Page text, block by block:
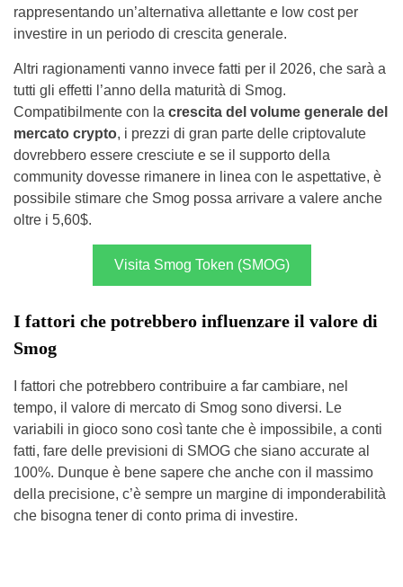
rappresentando un’alternativa allettante e low cost per
investire in un periodo di crescita generale.
Altri ragionamenti vanno invece fatti per il 2026, che sarà a
tutti gli effetti l’anno della maturità di Smog.
Compatibilmente con la crescita del volume generale del
mercato crypto, i prezzi di gran parte delle criptovalute
dovrebbero essere cresciute e se il supporto della
community dovesse rimanere in linea con le aspettative, è
possibile stimare che Smog possa arrivare a valere anche
oltre i 5,60$.
Visita Smog Token (SMOG)
I fattori che potrebbero influenzare il valore di
Smog
I fattori che potrebbero contribuire a far cambiare, nel
tempo, il valore di mercato di Smog sono diversi. Le
variabili in gioco sono così tante che è impossibile, a conti
fatti, fare delle previsioni di SMOG che siano accurate al
100%. Dunque è bene sapere che anche con il massimo
della precisione, c’è sempre un margine di imponderabilità
che bisogna tener di conto prima di investire.